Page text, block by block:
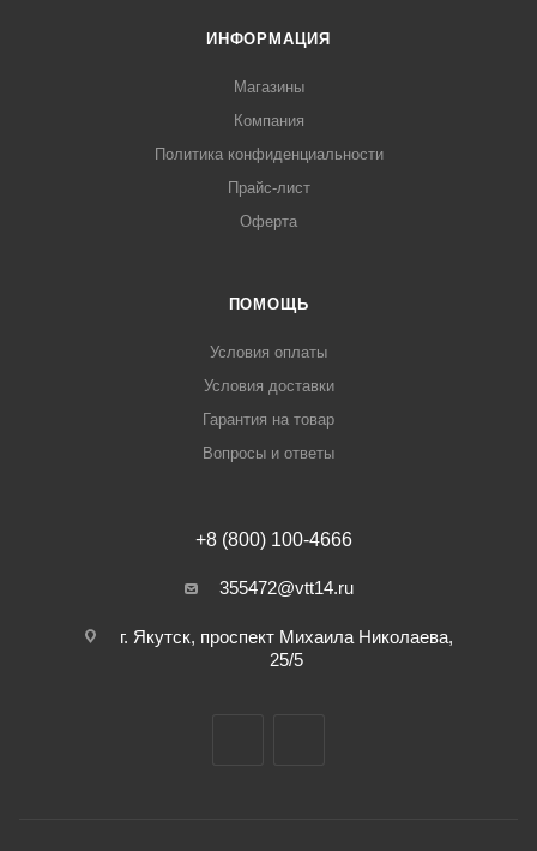
ИНФОРМАЦИЯ
Магазины
Компания
Политика конфиденциальности
Прайс-лист
Оферта
ПОМОЩЬ
Условия оплаты
Условия доставки
Гарантия на товар
Вопросы и ответы
+8 (800) 100-4666
355472@vtt14.ru
г. Якутск, проспект Михаила Николаева,
25/5